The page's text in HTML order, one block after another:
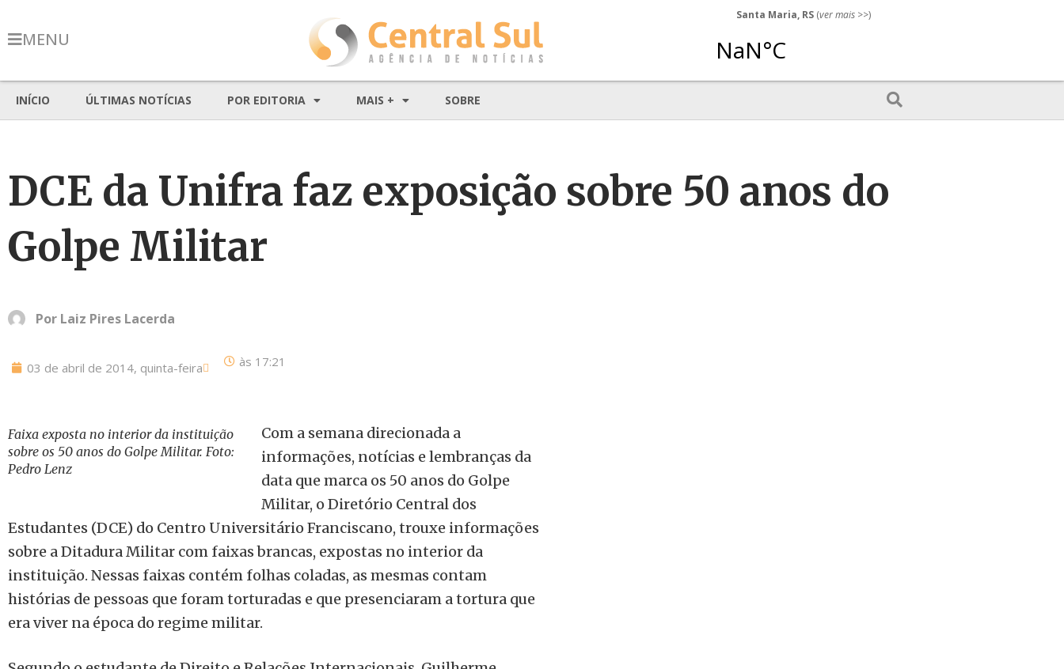
MENU
Santa Maria, RS (ver mais >>)
INÍCIO ÚLTIMAS NOTÍCIAS POR EDITORIA MAIS + SOBRE
DCE da Unifra faz exposição sobre 50 anos do
Golpe Militar
Por Laiz Pires Lacerda
03 de abril de 2014, quinta-feira às 17:21
Faixa exposta no interior da instituição
sobre os 50 anos do Golpe Militar. Foto:
Pedro Lenz
Com a semana direcionada a
informações, notícias e lembranças da
data que marca os 50 anos do Golpe
Militar, o Diretório Central dos
Estudantes (DCE) do Centro Universitário Franciscano, trouxe informações
sobre a Ditadura Militar com faixas brancas, expostas no interior da
instituição. Nessas faixas contém folhas coladas, as mesmas contam
histórias de pessoas que foram torturadas e que presenciaram a tortura que
era viver na época do regime militar.